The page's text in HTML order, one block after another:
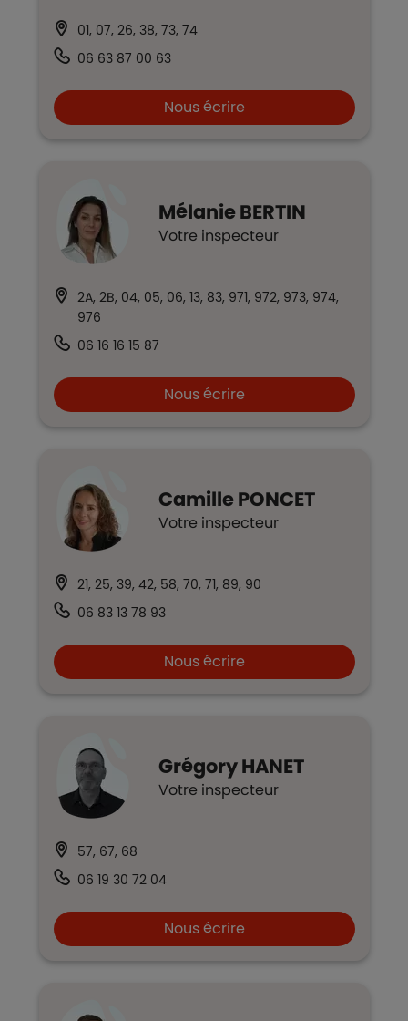
01, 07, 26, 38, 73, 74
06 63 87 00 63
Nous écrire
MélanieBERTIN
Votre inspecteur
2A, 2B, 04, 05, 06, 13, 83, 971, 972, 973, 974,
976
06 16 16 15 87
Nous écrire
CamillePONCET
Votre inspecteur
21, 25, 39, 42, 58, 70, 71, 89, 90
06 83 13 78 93
Nous écrire
GrégoryHANET
Votre inspecteur
57, 67, 68
06 19 30 72 04
Nous écrire